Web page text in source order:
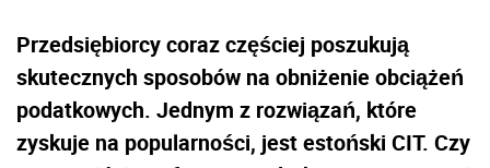
Przedsiębiorcy coraz częściej poszukują
skutecznych sposobów na obniżenie obciążeń
podatkowych. Jednym z rozwiązań, które
zyskuje na popularności, jest estoński CIT. Czy